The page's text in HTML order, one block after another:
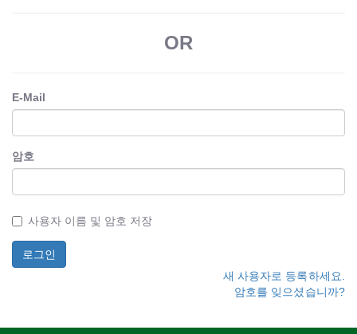
OR
E-Mail
암호
사용자 이름 및 암호 저장
새 사용자로 등록하세요.
암호를 잊으셨습니까?